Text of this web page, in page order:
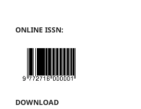
ONLINE ISSN:
DOWNLOAD